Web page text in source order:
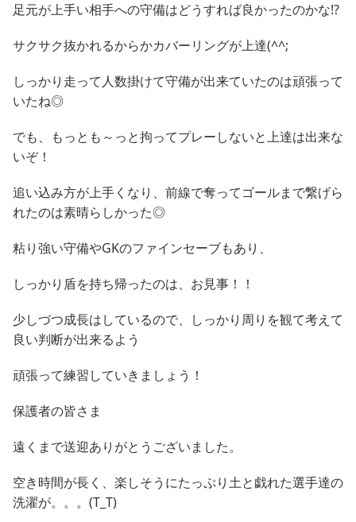
足元が上手い相手への守備はどうすれば良かったのかな!?
サクサク抜かれるからかカバーリングが上達(^^;
しっかり走って人数掛けて守備が出来ていたのは頑張って
いたね◎
でも、もっとも～っと拘ってプレーしないと上達は出来な
いぞ！
追い込み方が上手くなり、前線で奪ってゴールまで繋げら
れたのは素晴らしかった◎
粘り強い守備やGKのファインセーブもあり、
しっかり盾を持ち帰ったのは、お見事！！
少しづつ成長はしているので、しっかり周りを観て考えて
良い判断が出来るよう
頑張って練習していきましょう！
保護者の皆さま
遠くまで送迎ありがとうございました。
空き時間が長く、楽しそうにたっぷり土と戯れた選手達の
洗濯が。。。(T_T)